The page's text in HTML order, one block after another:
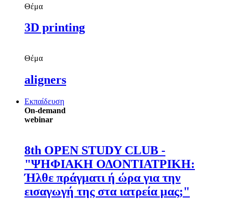
Θέμα
3D printing
Θέμα
aligners
Εκπαίδευση
On-demand
webinar
8th OPEN STUDY CLUB -
"ΨΗΦΙΑΚΗ ΟΔΟΝΤΙΑΤΡΙΚΗ:
Ήλθε πράγματι ή ώρα για την
εισαγωγή της στα ιατρεία μας;"